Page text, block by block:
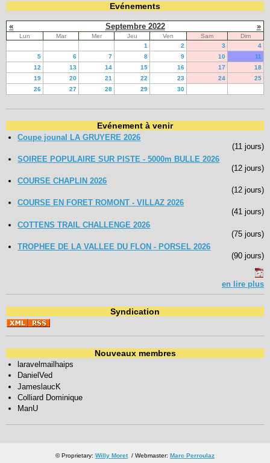
Evénements
« Septembre 2022 »
Lun Mar Mer Jeu Ven Sam
Dim
1
2 3
4
5
6 7 8 9 10
11
12
13 14 15 16 17
18
19
20 21 22 23 24
25
26
27 28 29 30
Evénement à venir
Coupe jounal LA GRUYERE 2026
(11 jours)
SOIREE POPULAIRE SUR PISTE - 5000m BULLE 2026
(12 jours)
COURSE CHAPLIN 2026
(12 jours)
COURSE EN FORET ROMONT - VILLAZ 2026
(41 jours)
COTTENS TRAIL CHALLENGE 2026
(75 jours)
TROPHEE DE LA VALLEE DU FLON - PORSEL 2026
(90 jours)
en lire plus
Syndication
Nouveaux membres
laravelmailhaips
DanielVed
JameslaucK
Colliard Dominique
ManU
© Proprietary: Willy Moret/ Webmaster: Marc Perroulaz